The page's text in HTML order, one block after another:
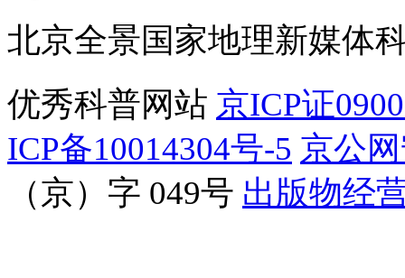
北京全景国家地理新媒体
优秀科普网站 京ICP证
ICP备10014304号-5 京公
（京）字 049号 出版物经